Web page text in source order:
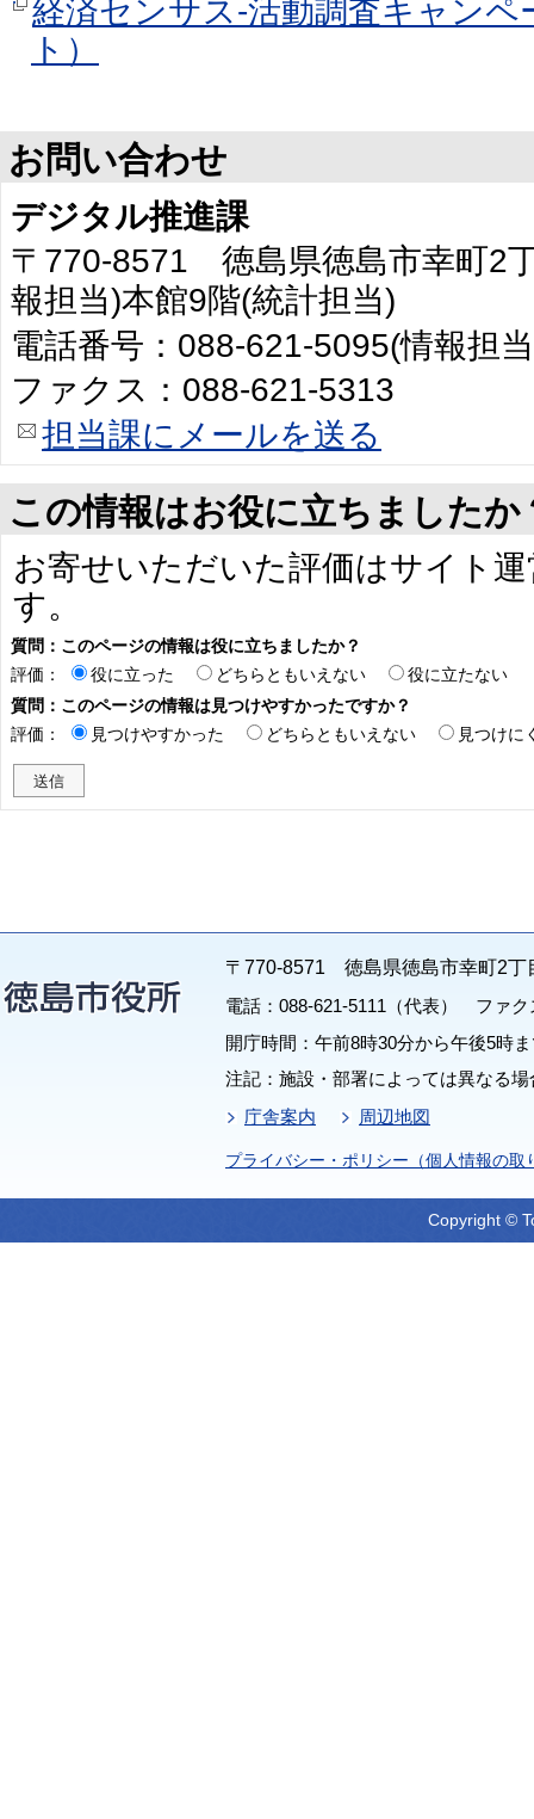
経済センサス-活動調査キャン
ト）
お問い合わせ
デジタル推進課
〒770-8571 徳島県徳島市幸町2
報担当)本館9階(統計担当)
電話番号：088-621-5095(情報担
ファクス：088-621-5313
担当課にメールを送る
この情報はお役に立ちましたか
お寄せいただいた評価はサイト
す。
質問：このページの情報は役に立ちましたか？
評価：
役に立った どちらともいえない
役に立たない
質問：このページの情報は見つけやすかったですか？
評価：
見つけやすかった どちらともいえない 見つけに
〒770-8571 徳島県徳島市幸町2丁
電話：088-621-5111（代表） ファク
開庁時間：午前8時30分から午後5時
注記：施設・部署によっては異なる
庁舎案内
周辺地図
プライバシー・ポリシー（個人情報の取
Copyright ©